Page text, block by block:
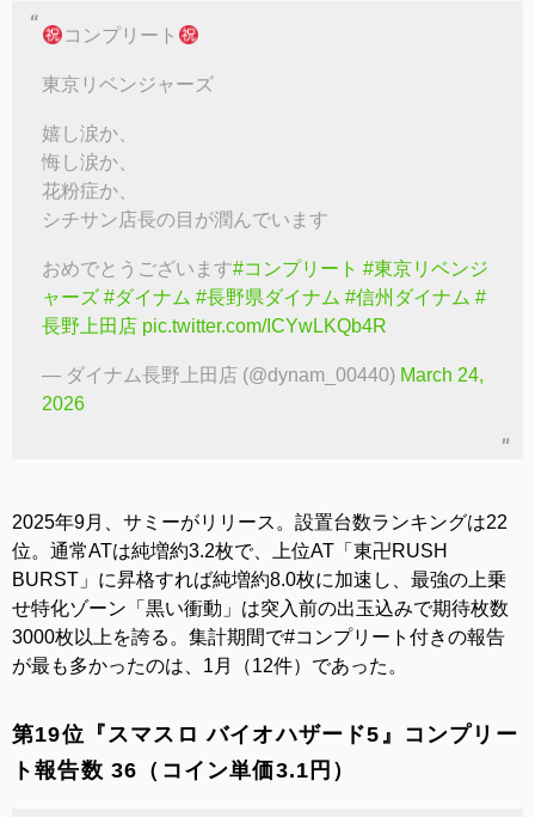
コンプリート
東京リベンジャーズ
嬉し涙か、
悔し涙か、
花粉症か、
シチサン店長の目が潤んでいます
おめでとうございます#コンプリート #東京リベンジ
ャーズ #ダイナム #長野県ダイナム #信州ダイナム #
長野上田店 pic.twitter.com/ICYwLKQb4R
— ダイナム長野上田店 (@dynam_00440) March 24,
2026
2025年9月、サミーがリリース。設置台数ランキングは22
位。通常ATは純増約3.2枚で、上位AT「東卍RUSH
BURST」に昇格すれば純増約8.0枚に加速し、最強の上乗
せ特化ゾーン「黒い衝動」は突入前の出玉込みで期待枚数
3000枚以上を誇る。集計期間で#コンプリート付きの報告
が最も多かったのは、1月（12件）であった。
第19位『スマスロ バイオハザード5』コンプリー
ト報告数 36（コイン単価3.1円）